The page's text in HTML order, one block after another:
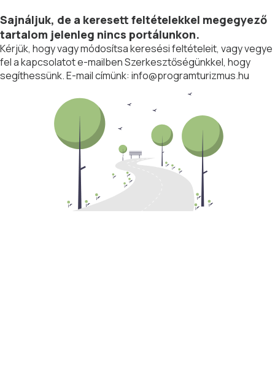
Sajnáljuk, de a keresett feltételekkel megegyező
tartalom jelenleg nincs portálunkon.
Kérjük, hogy vagy módosítsa keresési feltételeit, vagy vegye
fel a kapcsolatot e-mailben Szerkesztőségünkkel, hogy
segíthessünk. E-mail címünk: info@programturizmus.hu